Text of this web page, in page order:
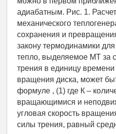
адиабатным. Рис. 1.
механического
сохранения и
закону термодинамики
тепло, выделяемое МТ за
трения в единицу времени
вращения диска, может
формуле , (1) где К –
вращающимися и
угловая скорость
силы трения, равный